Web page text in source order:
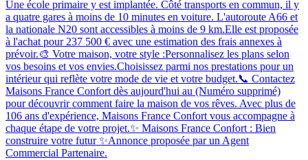
Une école primaire y est implantée. Côté transports en commun, il y
a quatre gares à moins de 10 minutes en voiture. L'autoroute A66 et
la nationale N20 sont accessibles à moins de 9 km.Elle est proposée
à l'achat pour 237 500 € avec une estimation des frais annexes à
prévoir.🎨 Votre maison, votre style :Personnalisez les plans selon
vos besoins et vos envies.Choisissez parmi nos prestations pour un
intérieur qui reflète votre mode de vie et votre budget.📞 Contactez
Maisons France Confort dès aujourd'hui au (Numéro supprimé)
pour découvrir comment faire la maison de vos rêves. Avec plus de
106 ans d'expérience, Maisons France Confort vous accompagne à
chaque étape de votre projet.✨ Maisons France Confort : Bien
construire votre futur ✨Annonce proposée par un Agent
Commercial Partenaire.